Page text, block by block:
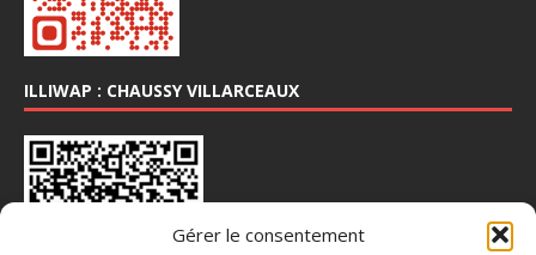
Gérer le consentement
ILLIWAP : CHAUSSY VILLARCEAUX